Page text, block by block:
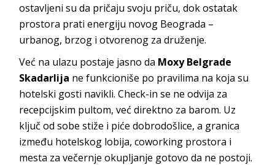
ostavljeni su da pričaju svoju priču, dok ostatak
prostora prati energiju novog Beograda –
urbanog, brzog i otvorenog za druženje.
Već na ulazu postaje jasno da Moxy Belgrade
Skadarlija ne funkcioniše po pravilima na koja su
hotelski gosti navikli. Check-in se ne odvija za
recepcijskim pultom, već direktno za barom. Uz
ključ od sobe stiže i piće dobrodošlice, a granica
između hotelskog lobija, coworking prostora i
mesta za večernje okupljanje gotovo da ne postoji.